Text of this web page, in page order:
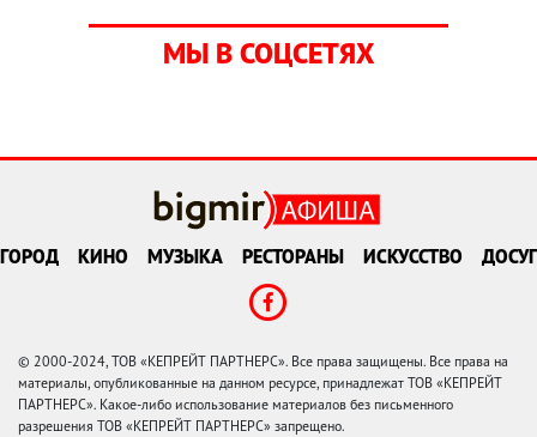
МЫ В СОЦСЕТЯХ
ГОРОД КИНО МУЗЫКА РЕСТОРАНЫ ИСКУССТВО ДОСУГ
© 2000-2024, ТОВ «КЕПРЕЙТ ПАРТНЕРС». Все права защищены. Все права на
материалы, опубликованные на данном ресурсе, принадлежат ТОВ «КЕПРЕЙТ
ПАРТНЕРС». Какое-либо использование материалов без письменного
разрешения ТОВ «КЕПРЕЙТ ПАРТНЕРС» запрещено.